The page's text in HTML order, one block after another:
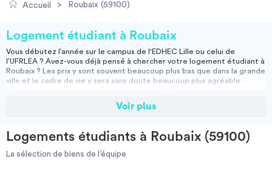
Je cherche un logement
Villes
Accueil > Roubaix (59100)
Logement étudiant à Roubaix
Vous débutez l’année sur le campus de l'EDHEC Lille ou celui de
l’UFRLEA ? Avez-vous déjà pensé à chercher votre
logement étudiant à
Roubaix ? Les prix y sont souvent beaucoup plus bas que dans la grande
ville et le cadre de vie y sera sans doute beaucoup plus agréable.
peut s’avérer être une solution idéale !
résidences universitaires. Ces dernières sont gérées par le
CROUS
conventionnées par l’État. Elles vous permettent de bénéficier des
ressources pour vous permettre de payer votre loyer plus facilement.
Voir plus
Logements étudiants à Roubaix (59100)
La sélection de biens de l’équipe